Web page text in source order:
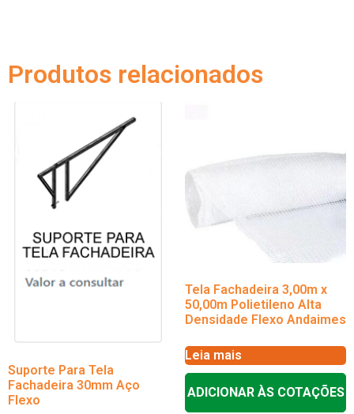
Produtos relacionados
Suporte Para Tela
Fachadeira 30mm Aço
Flexo
Tela Fachadeira 3,00m x
50,00m Polietileno Alta
Densidade Flexo Andaimes
Leia mais
ADICIONAR ÀS COTAÇÕES